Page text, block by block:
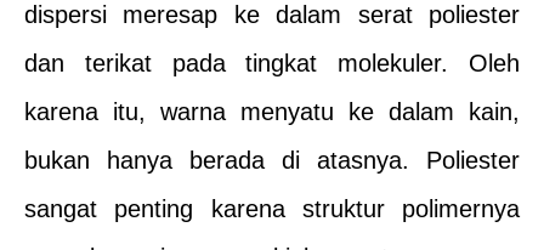
dispersi meresap ke dalam serat poliester
dan terikat pada tingkat molekuler. Oleh
karena itu, warna menyatu ke dalam kain,
bukan hanya berada di atasnya. Poliester
sangat penting karena struktur polimernya